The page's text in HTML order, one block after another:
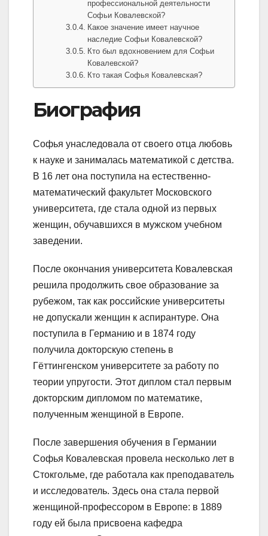
профессиональной деятельности
Софьи Ковалевской?
Какое значение имеет научное
наследие Софьи Ковалевской?
Кто был вдохновением для Софьи
Ковалевской?
Кто такая Софья Ковалевская?
Биография
Софья унаследовала от своего отца любовь
к науке и занималась математикой с детства.
В 16 лет она поступила на естественно-
математический факультет Московского
университета, где стала одной из первых
женщин, обучавшихся в мужском учебном
заведении.
После окончания университета Ковалевская
решила продолжить свое образование за
рубежом, так как российские университеты
не допускали женщин к аспирантуре. Она
поступила в Германию и в 1874 году
получила докторскую степень в
Гёттингенском университете за работу по
теории упругости. Этот диплом стал первым
докторским дипломом по математике,
полученным женщиной в Европе.
После завершения обучения в Германии
Софья Ковалевская провела несколько лет в
Стокгольме, где работала как преподаватель
и исследователь. Здесь она стала первой
женщиной-профессором в Европе: в 1889
году ей была присвоена кафедра